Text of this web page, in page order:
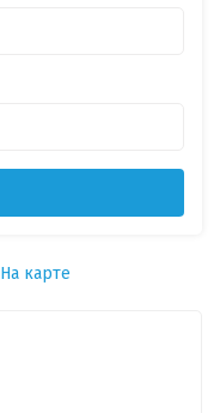
На карте